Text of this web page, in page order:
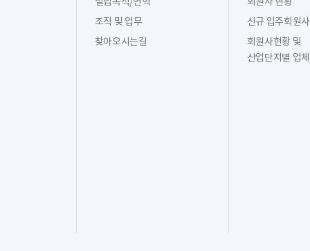
조직 및 업무
찾아오시는길
신규 입주회원사
회원사현황 및
산업단지별 업